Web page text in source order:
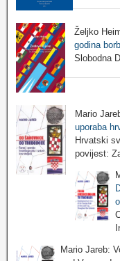
Željko
godina
Slobodna
Mario
uporaba
Hrvatski
povijest:
Mario Jareb: